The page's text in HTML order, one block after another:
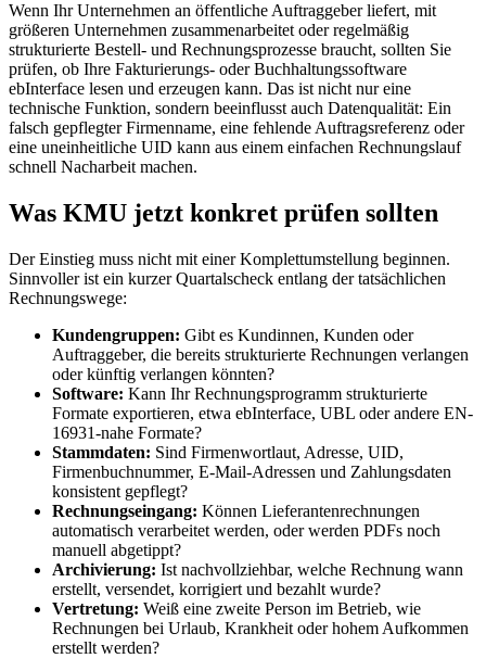
Wenn Ihr Unternehmen an öffentliche Auftraggeber liefert, mit
größeren Unternehmen zusammenarbeitet oder regelmäßig
strukturierte Bestell- und Rechnungsprozesse braucht, sollten Sie
prüfen, ob Ihre Fakturierungs- oder Buchhaltungssoftware
ebInterface lesen und erzeugen kann. Das ist nicht nur eine
technische Funktion, sondern beeinflusst auch Datenqualität: Ein
falsch gepflegter Firmenname, eine fehlende Auftragsreferenz oder
eine uneinheitliche UID kann aus einem einfachen Rechnungslauf
schnell Nacharbeit machen.
Was KMU jetzt konkret prüfen sollten
Der Einstieg muss nicht mit einer Komplettumstellung beginnen.
Sinnvoller ist ein kurzer Quartalscheck entlang der tatsächlichen
Rechnungswege:
Kundengruppen: Gibt es Kundinnen, Kunden oder
Auftraggeber, die bereits strukturierte Rechnungen verlangen
oder künftig verlangen könnten?
Software: Kann Ihr Rechnungsprogramm strukturierte
Formate exportieren, etwa ebInterface, UBL oder andere EN-
16931-nahe Formate?
Stammdaten: Sind Firmenwortlaut, Adresse, UID,
Firmenbuchnummer, E-Mail-Adressen und Zahlungsdaten
konsistent gepflegt?
Rechnungseingang: Können Lieferantenrechnungen
automatisch verarbeitet werden, oder werden PDFs noch
manuell abgetippt?
Archivierung: Ist nachvollziehbar, welche Rechnung wann
erstellt, versendet, korrigiert und bezahlt wurde?
Vertretung: Weiß eine zweite Person im Betrieb, wie
Rechnungen bei Urlaub, Krankheit oder hohem Aufkommen
erstellt werden?